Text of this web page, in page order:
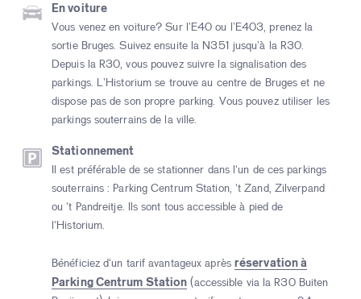
En voiture
Vous venez en voiture? Sur l’E40 ou l’E403, prenez la
sortie Bruges. Suivez ensuite la N351 jusqu’à la R30.
Depuis la R30, vous pouvez suivre la signalisation des
parkings. L’Historium se trouve au centre de Bruges et ne
dispose pas de son propre parking. Vous pouvez utiliser les
parkings souterrains de la ville.
Stationnement
Il est préférable de se stationner dans l'un de ces parkings
souterrains : Parking Centrum Station, 't Zand, Zilverpand
ou 't Pandreitje. Ils sont tous accessible à pied de
l'Historium.
Bénéficiez d'un tarif avantageux après réservation à
Parking Centrum Station (accessible via la R30 Buiten